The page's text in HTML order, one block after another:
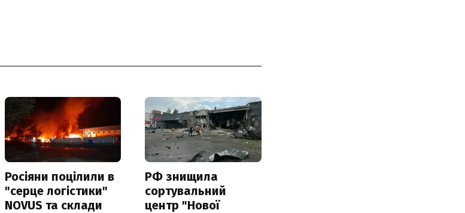
Росіяни поцілили в
"серце логістики"
NOVUS та склади
РФ знищила
сортувальний
центр "Нової